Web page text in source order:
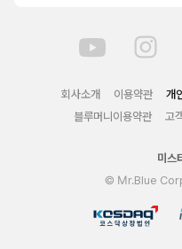
회사소개 이용약관 개
블루머니이용약관
고
미스
© Mr.Blue